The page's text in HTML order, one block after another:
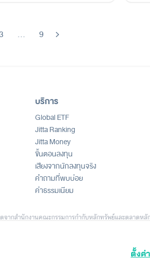
… 9 Next
บริการ
Global ETF
Jitta Ranking
Jitta Money
ขั้นตอนลงทุน
เสียงจากนักลงทุนจริง
คำถามที่พบบ่อย
ค่าธรรมเนียม
กสำนักงานคณะกรรมการกำกับหลักทรัพย์และตลาดห
ลงทุน ทั้งนี้ ข้อมูลดังกล่าวไม่ถือเป็นคำเสนอ คำแนะน
ธิบายบริการเท่านั้น และไม่สามารถใช้เป็นหลักประกั
แตกต่างกัน ขึ้นอยู่กับปัจจัย เช่น ระยะเวลาและช่วงเว
ความยินยอมในการเผยแพร่ เพื่อประกอบการพิจารณา
ตั้งค่